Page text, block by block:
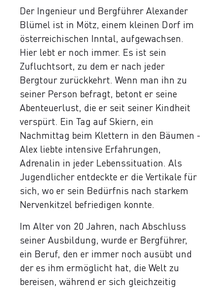
Der Ingenieur und Bergführer Alexander
Blümel ist in Mötz, einem kleinen Dorf im
österreichischen Inntal, aufgewachsen.
Hier lebt er noch immer. Es ist sein
Zufluchtsort, zu dem er nach jeder
Bergtour zurückkehrt. Wenn man ihn zu
seiner Person befragt, betont er seine
Abenteuerlust, die er seit seiner Kindheit
verspürt. Ein Tag auf Skiern, ein
Nachmittag beim Klettern in den Bäumen -
Alex liebte intensive Erfahrungen,
Adrenalin in jeder Lebenssituation. Als
Jugendlicher entdeckte er die Vertikale für
sich, wo er sein Bedürfnis nach starkem
Nervenkitzel befriedigen konnte.
Im Alter von 20 Jahren, nach Abschluss
seiner Ausbildung, wurde er Bergführer,
ein Beruf, den er immer noch ausübt und
der es ihm ermöglicht hat, die Welt zu
bereisen, während er sich gleichzeitig